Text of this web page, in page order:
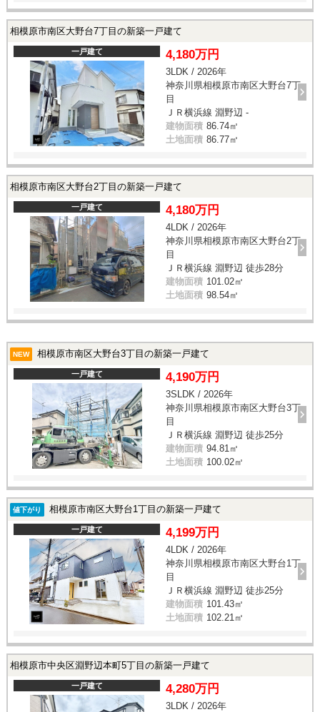
相模原市南区大野台7丁目の新築一戸建て
一戸建て 4,180万円
3LDK / 2026年
神奈川県相模原市南区大野台7丁
目
ＪＲ横浜線 淵野辺 -
建物面積 86.74㎡
土地面積 86.77㎡
相模原市南区大野台2丁目の新築一戸建て
一戸建て 4,180万円
4LDK / 2026年
神奈川県相模原市南区大野台2丁
目
ＪＲ横浜線 淵野辺 徒歩28分
建物面積 101.02㎡
土地面積 98.54㎡
NEW 相模原市南区大野台3丁目の新築一戸建て
一戸建て 4,190万円
3SLDK / 2026年
神奈川県相模原市南区大野台3丁
目
ＪＲ横浜線 淵野辺 徒歩25分
建物面積 94.81㎡
土地面積 100.02㎡
値下がり 相模原市南区大野台1丁目の新築一戸建て
一戸建て 4,199万円
4LDK / 2026年
神奈川県相模原市南区大野台1丁
目
ＪＲ横浜線 淵野辺 徒歩25分
建物面積 101.43㎡
土地面積 102.21㎡
相模原市中央区淵野辺本町5丁目の新築一戸建て
一戸建て 4,280万円
3LDK / 2026年